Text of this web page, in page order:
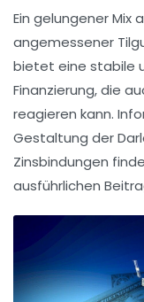
Ein gelungener Mix
angemessener
bietet eine stabile
Finanzierung, die
reagieren kann.
Gestaltung der
Zinsbindungen
ausführlichen